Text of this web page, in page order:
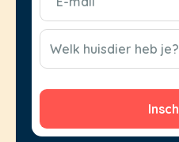
mail
(Vereist)
CAPTCHA
Welk huisdier heb je?